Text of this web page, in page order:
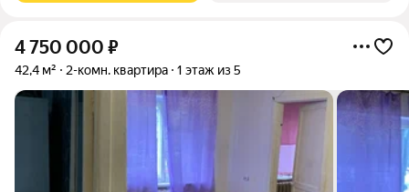
4 750 000 ₽
42,4 м² 2-комн. квартира 1 этаж из 5